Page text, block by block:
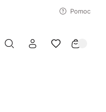
Pomoc